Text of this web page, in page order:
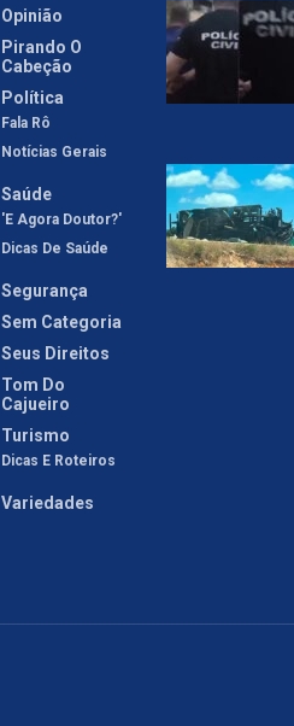
Opinião
Pirando O
Cabeção
Política
Fala Rô
Notícias Gerais
Saúde
'E Agora Doutor?'
Dicas De Saúde
Segurança
Sem Categoria
Seus Direitos
Tom Do
Cajueiro
Turismo
Dicas E Roteiros
Variedades